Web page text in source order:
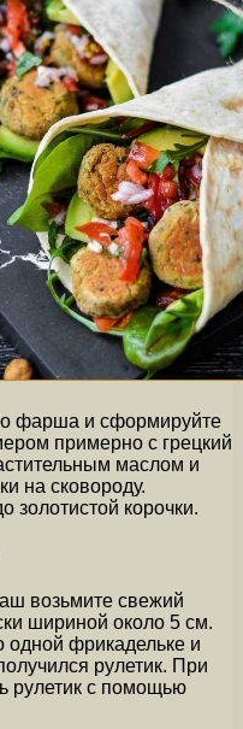
фарша и сформируйте
примерно с грецкий
маслом и
на сковороду.
золотистой корочки.
возьмите свежий
шириной около 5 см.
одной фрикадельке и
рулетик. При
рулетик с помощью